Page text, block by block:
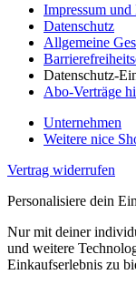
Impressum
Datenschutz
Allgemeine
Datenschutz-
Abo-Verträge
Unternehmen
Weitere nice
Vertrag widerrufen
Personalisiere dein
Nur mit deiner
und weitere
Einkaufserlebnis zu